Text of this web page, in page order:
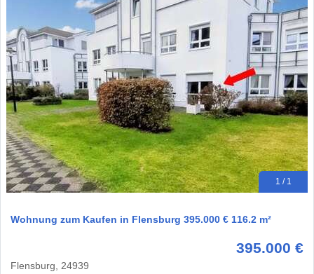
1 / 1
Wohnung zum Kaufen in Flensburg 395.000 € 116.2 m²
395.000 €
Flensburg, 24939